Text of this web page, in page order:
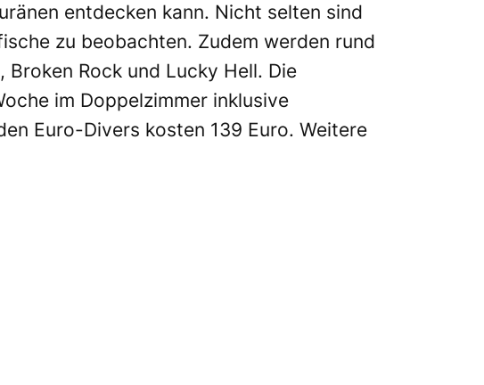
entdecken kann. Nicht selten sind
zu beobachten. Zudem werden rund
Broken Rock und Lucky Hell. Die
im Doppelzimmer inklusive
Euro-Divers kosten 139 Euro. Weitere